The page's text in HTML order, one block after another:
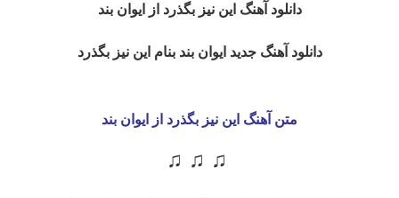
دانلود آهنگ این نیز بگذرد از ایوان بند
دانلود آهنگ جدید ایوان بند بنام این نیز بگذرد
متن آهنگ این نیز بگذرد از ایوان بند
♫ ♫ ♫